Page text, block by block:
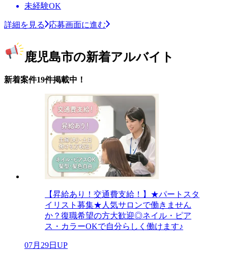
未経験OK
詳細を見る 応募画面に進む
鹿児島市の新着アルバイト
新着案件19件掲載中！
【昇給あり！交通費支給！】★パートスタ
イリスト募集★人気サロンで働きません
か？復職希望の方大歓迎◎ネイル・ピア
ス・カラーOKで自分らしく働けます♪
07月29日UP